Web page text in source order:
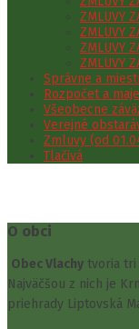
ZMLUVY
ZMLUVY
ZMLUVY
ZMLUVY
Správne a
Rozpočet a
Všeobecne
Verejné
Zmluvy (od
Tlačivá
O obci
Obec Vlachy tvoria tri
Najväčšou z nich je
priehrady Liptovská